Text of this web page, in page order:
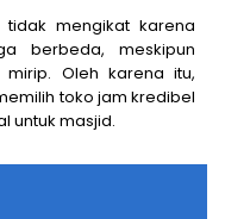
mengikat karena
berbeda, meskipun
Oleh karena itu,
toko jam kredibel
untuk masjid.